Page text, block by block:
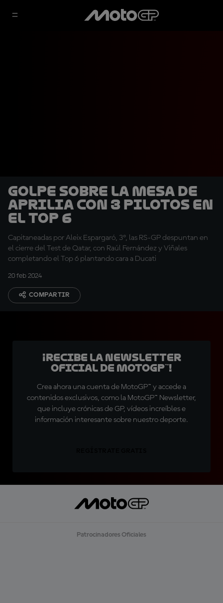
Golpe sobre la mesa de
Aprilia con 3 pilotos en
el Top 6
Capitaneadas por Aleix Espargaró, 3º, las RS-GP despuntan en
el cierre del Test de Qatar, con Raúl Fernández y Viñales
completando el Top 6 plantando cara a Ducati
20 feb 2024
COMPARTIR
¡Recibe la Newsletter
oficial de MotoGP™!
Crea ahora una cuenta de MotoGP™ y accede a
contenidos exclusivos, como la MotoGP™ Newsletter,
que incluye crónicas de GP, vídeos increíbles e
información interesante sobre nuestro deporte.
Patrocinadores Oficiales